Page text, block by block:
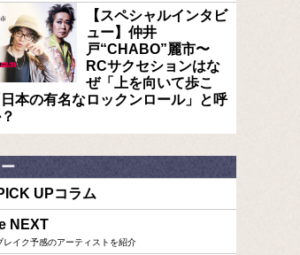
【スペシャルインタビ
ュー】仲井
戸“CHABO”麗市〜
RCサクセションはな
ぜ「上を向いて歩こ
本の有名なロックンロール」と呼
UPコラム
NEXT
レイク予感のアーティストを紹介